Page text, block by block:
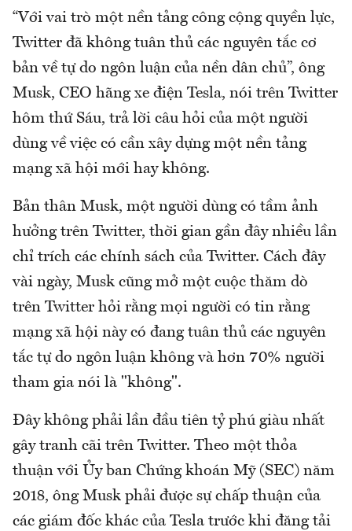
“Với vai trò một nền tảng công cộng quyền lực,
Twitter đã không tuân thủ các nguyên tắc cơ
bản về tự do ngôn luận của nền dân chủ”, ông
Musk, CEO hãng xe điện Tesla, nói trên Twitter
hôm thứ Sáu, trả lời câu hỏi của một người
dùng về việc có cần xây dựng một nền tảng
mạng xã hội mới hay không.
Bản thân Musk, một người dùng có tầm ảnh
hưởng trên Twitter, thời gian gần đây nhiều lần
chỉ trích các chính sách của Twitter. Cách đây
vài ngày, Musk cũng mở một cuộc thăm dò
trên Twitter hỏi rằng mọi người có tin rằng
mạng xã hội này có đang tuân thủ các nguyên
tắc tự do ngôn luận không và hơn 70% người
tham gia nói là "không".
Đây không phải lần đầu tiên tỷ phú giàu nhất
gây tranh cãi trên Twitter. Theo một thỏa
thuận với Ủy ban Chứng khoán Mỹ (SEC) năm
2018, ông Musk phải được sự chấp thuận của
các giám đốc khác của Tesla trước khi đăng tải